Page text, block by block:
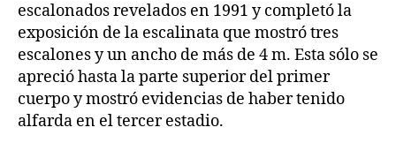
escalonados revelados en 1991 y completó la
exposición de la escalinata que mostró tres
escalones y un ancho de más de 4 m. Esta sólo se
apreció hasta la parte superior del primer
cuerpo y mostró evidencias de haber tenido
alfarda en el tercer estadio.